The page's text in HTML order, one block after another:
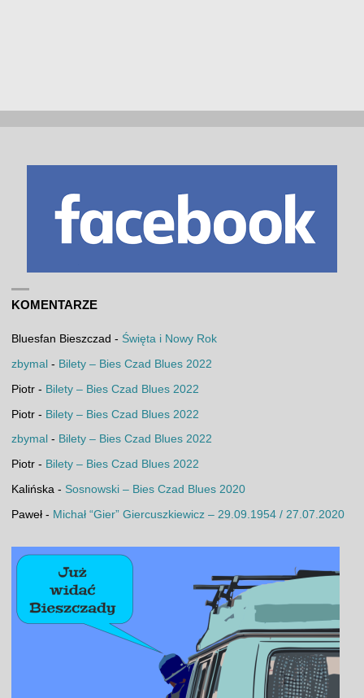
KOMENTARZE
Bluesfan Bieszczad - Święta i Nowy Rok
zbymal - Bilety – Bies Czad Blues 2022
Piotr- Bilety – Bies Czad Blues 2022
Piotr- Bilety – Bies Czad Blues 2022
zbymal - Bilety – Bies Czad Blues 2022
Piotr- Bilety – Bies Czad Blues 2022
Kalińska - Sosnowski – Bies Czad Blues 2020
Paweł- Michał “Gier” Giercuszkiewicz – 29.09.1954 / 27.07.2020